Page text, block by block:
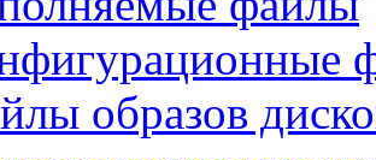
образов